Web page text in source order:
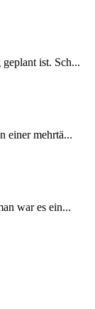
ist. Sch...
einer mehrtä...
war es ein...